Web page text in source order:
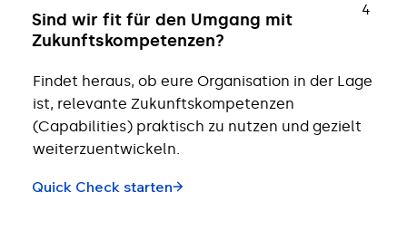
Sind wir fit für den Umgang mit
Zukunftskompetenzen?
Findet heraus, ob eure Organisation in der Lage
ist, relevante Zukunftskompetenzen
(Capabilities) praktisch zu nutzen und gezielt
weiterzuentwickeln.
Quick Check starten
4